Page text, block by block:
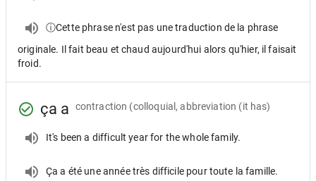
ⓘCette phrase n'est pas une traduction de la phrase
originale. Il fait beau et chaud aujourd'hui alors qu'hier, il faisait
froid.
ça a contraction (colloquial, abbreviation (it has)
It's been a difficult year for the whole family.
Ça a été une année très difficile pour toute la famille.